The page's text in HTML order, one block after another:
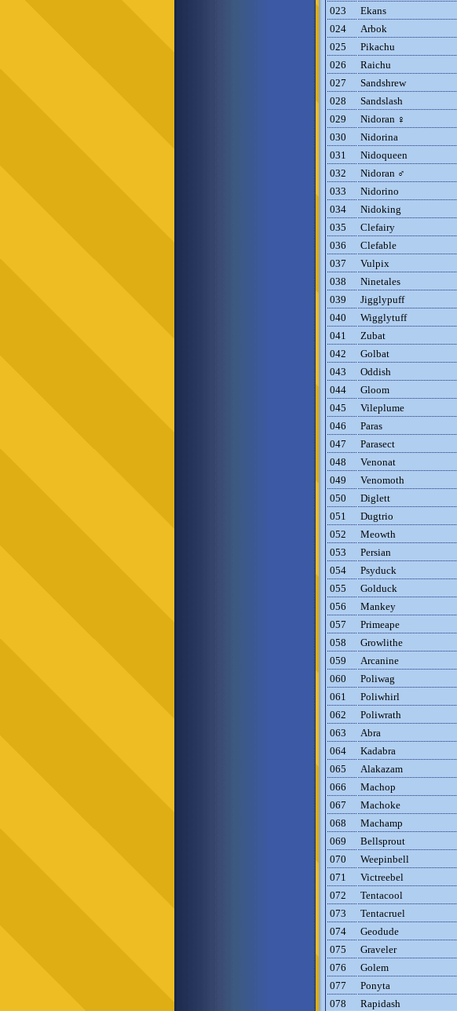
023
Ekans
024
Arbok
025
Pikachu
026
Raichu
027
Sandshrew
028
Sandslash
029
Nidoran ♀
030
Nidorina
031
Nidoqueen
032
Nidoran ♂
033
Nidorino
034
Nidoking
035
Clefairy
036
Clefable
037
Vulpix
038
Ninetales
039
Jigglypuff
040
Wigglytuff
041
Zubat
042
Golbat
043
Oddish
044
Gloom
045
Vileplume
046
Paras
047
Parasect
048
Venonat
049
Venomoth
050
Diglett
051
Dugtrio
052
Meowth
053
Persian
054
Psyduck
055
Golduck
056
Mankey
057
Primeape
058
Growlithe
059
Arcanine
060
Poliwag
061
Poliwhirl
062
Poliwrath
063
Abra
064
Kadabra
065
Alakazam
066
Machop
067
Machoke
068
Machamp
069
Bellsprout
070
Weepinbell
071
Victreebel
072
Tentacool
073
Tentacruel
074
Geodude
075
Graveler
076
Golem
077
Ponyta
078
Rapidash